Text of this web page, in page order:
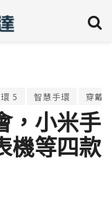
5 智慧手環 穿戴
，小米手
機等四款